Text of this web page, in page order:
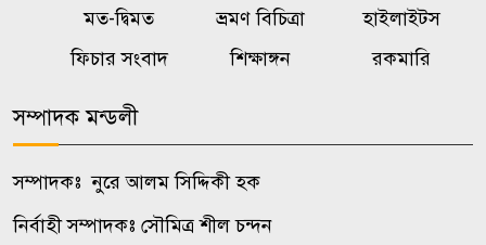
রাষ্ট্রের গুরুত্বপূর্ণ ব্যক্তিদের নিয়ে
ওয়েব সিরিজ দেখে স্ত্রীকে হত্যা,
৮
মত-দ্বিমত
ভ্রমণ বিচিত্রা
হাইলাইটস
ফিচার সংবাদ
শিক্ষাঙ্গন রকমারি
সম্পাদক মন্ডলী
সম্পাদকঃ নুরে আলম সিদ্দিকী হক
নির্বাহী সম্পাদকঃ সৌমিত্র শীল চন্দন